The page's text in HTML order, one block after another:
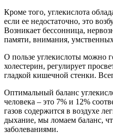
Кроме того, углекислота
если ее недостаточно, это
Возникает бессонница,
памяти, внимания,
О пользе углекислоты можно
холестерин, регулирует
гладкой кишечной стенки.
Оптимальный баланс
человека – это 7% и 12%
газов содержится в воздухе
дыхание, мы ломаем баланс,
заболеваниями.